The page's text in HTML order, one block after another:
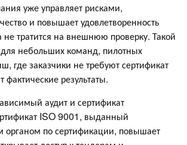
уже управляет рисками,
и повышает удовлетворенность
не тратится на внешнюю проверку. Такой
небольших команд, пилотных
где заказчики не требуют сертификат
результаты.
аудит и сертификат
ISO 9001, выданный
органом по сертификации, повышает